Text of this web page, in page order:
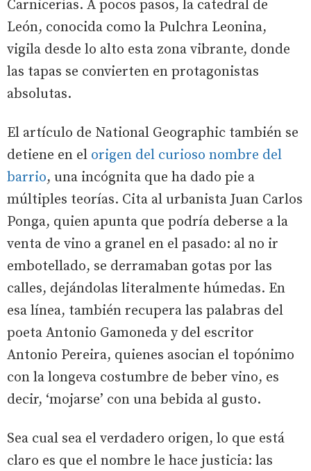
Carnicerías. A pocos pasos, la catedral de
León, conocida como la Pulchra Leonina,
vigila desde lo alto esta zona vibrante, donde
las tapas se convierten en protagonistas
absolutas.
El artículo de National Geographic también se
detiene en el origen del curioso nombre del
barrio, una incógnita que ha dado pie a
múltiples teorías. Cita al urbanista Juan Carlos
Ponga, quien apunta que podría deberse a la
venta de vino a granel en el pasado: al no ir
embotellado, se derramaban gotas por las
calles, dejándolas literalmente húmedas. En
esa línea, también recupera las palabras del
poeta Antonio Gamoneda y del escritor
Antonio Pereira, quienes asocian el topónimo
con la longeva costumbre de beber vino, es
decir, ‘mojarse’ con una bebida al gusto.
Sea cual sea el verdadero origen, lo que está
claro es que el nombre le hace justicia: las